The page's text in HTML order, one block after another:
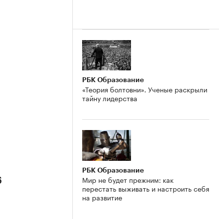
РБК Образование
«Теория болтовни». Ученые раскрыли
тайну лидерства
РБК Образование
Мир не будет прежним: как
перестать выживать и настроить себя
на развитие